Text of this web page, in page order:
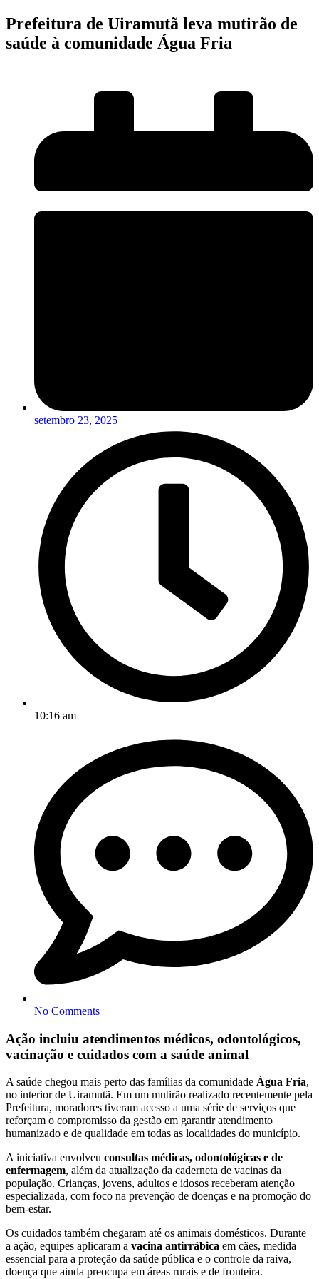
Prefeitura de Uiramutã leva mutirão de
saúde à comunidade Água Fria
setembro 23, 2025
10:16 am
No Comments
Ação incluiu atendimentos médicos, odontológicos,
vacinação e cuidados com a saúde animal
A saúde chegou mais perto das famílias da comunidade Água Fria,
no interior de Uiramutã. Em um mutirão realizado recentemente pela
Prefeitura, moradores tiveram acesso a uma série de serviços que
reforçam o compromisso da gestão em garantir atendimento
humanizado e de qualidade em todas as localidades do município.
A iniciativa envolveu consultas médicas, odontológicas e de
enfermagem, além da atualização da caderneta de vacinas da
população. Crianças, jovens, adultos e idosos receberam atenção
especializada, com foco na prevenção de doenças e na promoção do
bem-estar.
Os cuidados também chegaram até os animais domésticos. Durante
a ação, equipes aplicaram a vacina antirrábica em cães, medida
essencial para a proteção da saúde pública e o controle da raiva,
doença que ainda preocupa em áreas rurais e de fronteira.